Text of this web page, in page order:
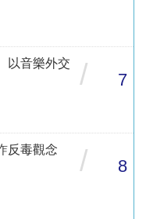
以音樂外交
/ 7
反毒觀念
/ 8